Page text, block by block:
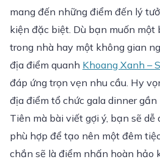
mang đến những điểm đến lý
kiện đặc biệt. Dù bạn muốn một
trong nhà hay một không gian
địa điểm quanh Khoang Xanh –
đáp ứng trọn vẹn nhu cầu. Hy
địa điểm tổ chức gala dinner gần
Tiên mà bài viết gợi ý, bạn sẽ dễ
phù hợp để tạo nên một đêm
chắn sẽ là điểm nhấn hoàn hảo